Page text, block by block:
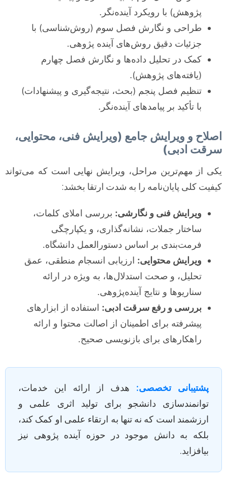
پژوهش) با رویکرد آینده‌نگر.
طراحی و نگارش فصل سوم (روش‌شناسی) با
جزئیات دقیق روش‌های آینده پژوهی.
کمک در تحلیل داده‌ها و نگارش فصل چهارم
(یافته‌های پژوهش).
تنظیم فصل پنجم (بحث، نتیجه‌گیری و پیشنهادات)
با تأکید بر پیامدهای آینده‌نگر.
اصلاح و ویرایش جامع (ویرایش فنی، محتوایی،
سرقت ادبی)
یکی از مهم‌ترین مراحل، ویرایش نهایی است که می‌تواند
کیفیت کلی پایان‌نامه را به شدت ارتقا بخشد:
ویرایش فنی و نگارشی: بررسی املای کلمات،
ساختار جملات، نشانه‌گذاری، و یکپارچگی
فرمت‌بندی بر اساس دستورالعمل دانشگاه.
ویرایش محتوایی: ارزیابی انسجام منطقی، عمق
تحلیل، و صحت استدلال‌ها، به ویژه در ارائه
سناریوها و نتایج آینده‌پژوهی.
بررسی و رفع سرقت ادبی: استفاده از ابزارهای
پیشرفته برای اطمینان از اصالت محتوا و ارائه
راهکارهای برای بازنویسی صحیح.
پشتیبانی تخصصی: هدف از ارائه این خدمات،
توانمندسازی دانشجو برای تولید اثری علمی و
ارزشمند است که نه تنها به ارتقاء علمی او کمک کند،
بلکه به دانش موجود در حوزه آینده پژوهی نیز
بیافزاید.